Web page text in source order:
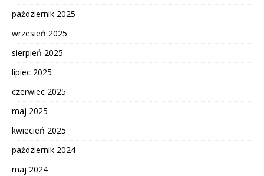
październik 2025
wrzesień 2025
sierpień 2025
lipiec 2025
czerwiec 2025
maj 2025
kwiecień 2025
październik 2024
maj 2024